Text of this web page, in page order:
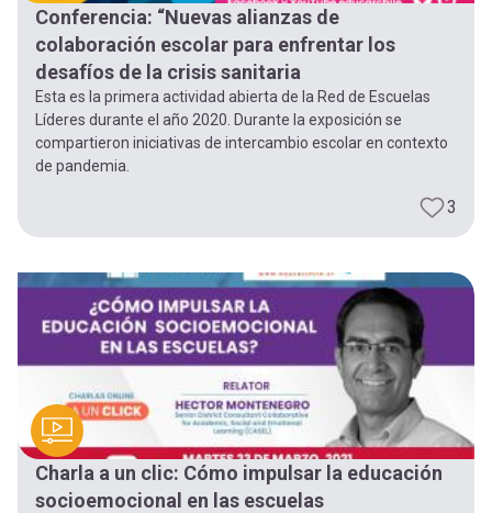
Conferencia: “Nuevas alianzas de
colaboración escolar para enfrentar los
desafíos de la crisis sanitaria
Esta es la primera actividad abierta de la Red de Escuelas
Líderes durante el año 2020. Durante la exposición se
compartieron iniciativas de intercambio escolar en contexto
de pandemia.
3
Charla a un clic: Cómo impulsar la educación
socioemocional en las escuelas